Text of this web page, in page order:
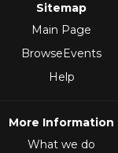
Sitemap
Main Page
BrowseEvents
Help
More Information
What we do